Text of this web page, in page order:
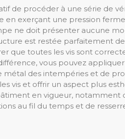
de procéder à une série de
en exerçant une pression
ne doit présenter aucune
est restée parfaitement
que toutes les vis sont
vous pouvez
des intempéries et de
vis et offrir un aspect plus
en vigueur,
au fil du temps et de